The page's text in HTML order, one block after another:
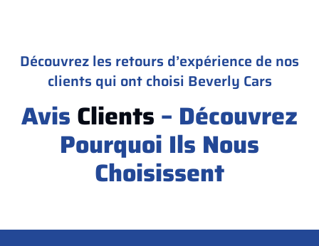
Découvrez les retours d’expérience de nos
clients qui ont choisi Beverly Cars
Avis Clients – Découvrez
Pourquoi Ils Nous
Choisissent